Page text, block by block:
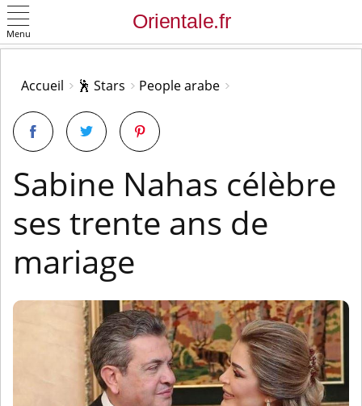
Menu
Accueil 🕺 Stars People arabe
Sabine Nahas célèbre
ses trente ans de
mariage